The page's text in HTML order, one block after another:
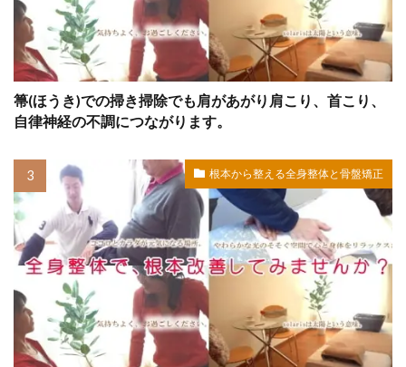
箒(ほうき)での掃き掃除でも肩があがり肩こり、首こり、
自律神経の不調につながります。
根本から整える全身整体と骨盤矯正